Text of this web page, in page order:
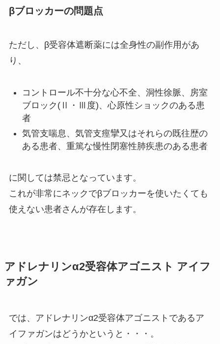
βブロッカーの問題点
ただし、β受容体遮断薬には全身性の副作用があ
り、
コントロール不十分な心不全、洞性徐脈、房室
ブロック(Ⅱ・Ⅲ度)、心原性ショックのある患
者
気管支喘息、気管支痙攣又はそれらの既往歴の
ある患者、重篤な慢性閉塞性肺疾患のある患者
に関しては禁忌となっています。
これが非常にネックでβブロッカーを使いたくても
使えない患者さんが存在します。
アドレナリンα2受容体アゴニスト アイフ
ァガン
では、アドレナリンα2受容体アゴニストであるア
イファガンはどうかというと・・・。